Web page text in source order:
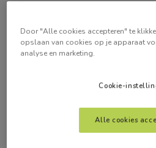
Door "Alle cookies accepteren" te
opslaan van cookies op je apparaat
analyse en marketing.
Cookie-
Alle cookies